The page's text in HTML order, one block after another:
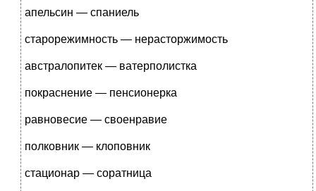
апельсин — спаниель
старорежимность — нерасторжимость
австралопитек — ватерполистка
покраснение — пенсионерка
равновесие — своенравие
полковник — клоповник
стационар — соратница